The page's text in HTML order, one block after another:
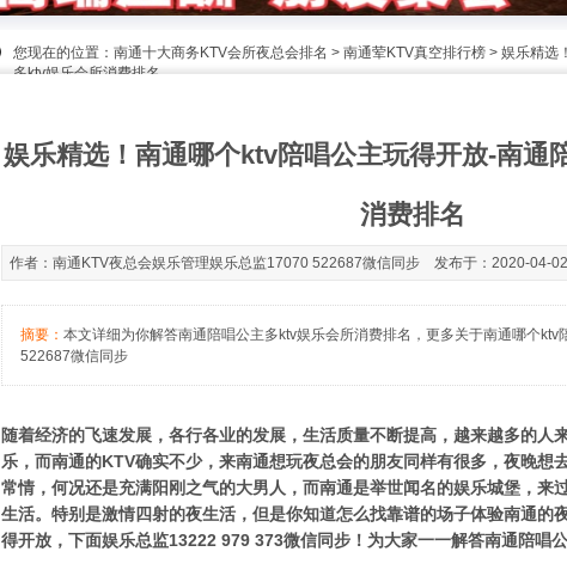
您现在的位置： 南通十大商务KTV会所夜总会排名 > 南通荤KTV真空排行榜 > 娱乐精选
多ktv娱乐会所消费排名
娱乐精选！南通哪个ktv陪唱公主玩得开放-南通
消费排名
作者：南通KTV夜总会娱乐管理娱乐总监17070 522687微信同步 发布于：2020-04-
摘要： 本文详细为你解答南通陪唱公主多ktv娱乐会所消费排名，更多关于南通哪个
522687微信同步
随着经济的飞速发展，各行各业的发展，生活质量不断提高，越来越多的人
乐，而南通的KTV确实不少，来南通想玩夜总会的朋友同样有很多，夜晚想
常情，何况还是充满阳刚之气的大男人，而南通是举世闻名的娱乐城堡，来
生活。特别是激情四射的夜生活，但是你知道怎么找靠谱的场子体验南通的
得开放，下面娱乐总监13222 979 373微信同步！为大家一一解答南通陪唱